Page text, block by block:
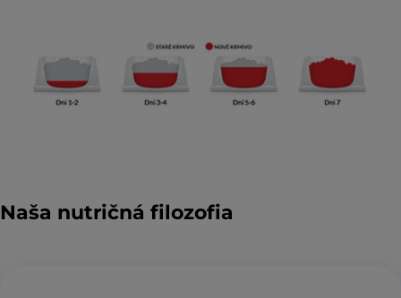
Naša nutričná filozofia